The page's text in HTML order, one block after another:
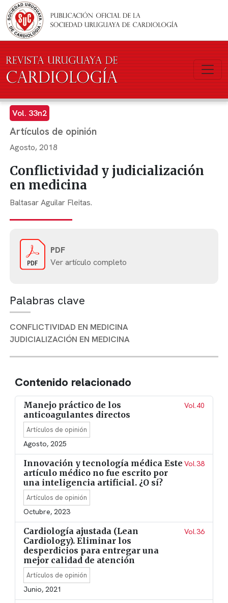
Pasar al contenido principal
Vol. 33n2
Artículos de opinión
Agosto, 2018
Conflictividad y judicialización
en medicina
Baltasar Aguilar Fleitas.
PDF
Ver artículo completo
Palabras clave
CONFLICTIVIDAD EN MEDICINA
JUDICIALIZACIÓN EN MEDICINA
Contenido relacionado
Manejo práctico de los
anticoagulantes directos
Vol.40
Artículos de opinión
Agosto, 2025
Innovación y tecnología médica Este
artículo médico no fue escrito por
una inteligencia artificial. ¿O sí?
Vol.38
Artículos de opinión
Octubre, 2023
Cardiología ajustada (Lean
Cardiology). Eliminar los
desperdicios para entregar una
mejor calidad de atención
Vol.36
Artículos de opinión
Junio, 2021